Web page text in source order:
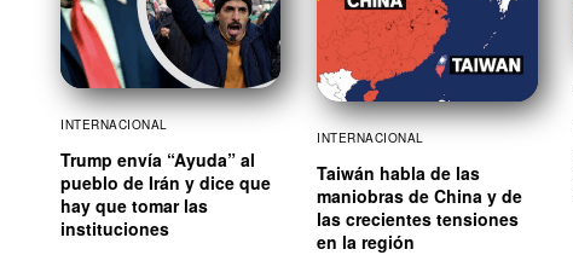
INTERNACIONAL
Trump envía “Ayuda” al
pueblo de Irán y dice que
hay que tomar las
instituciones
INTERNACIONAL
Taiwán habla de las
maniobras de China y de
las crecientes tensiones
en la región